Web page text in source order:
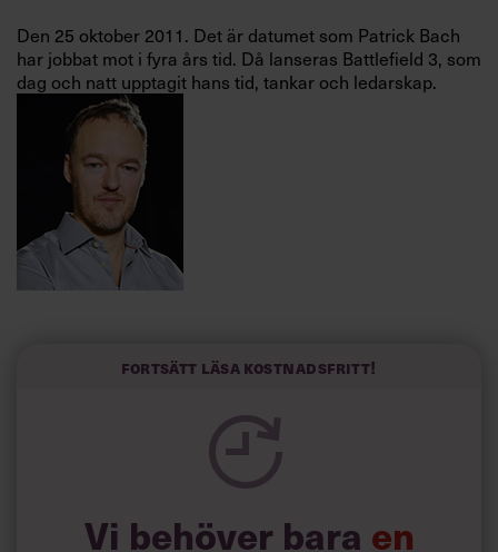
Prenumerera
Kundservice
Villkor och policy för
personuppgiftsbehandling
Sök
efter:
Den 25 oktober 2011. Det är datumet som Patrick Bach
har jobbat mot i fyra års tid. Då lanseras Battlefield 3, som
dag och natt upptagit hans tid, tankar och ledarskap.
en egen industri inom den redan så stora industrin för
dataspel. Spelet är ett så kallat »first-person shooter
action video game«, som i väldigt korta drag går ut på att
man som spelare är soldat i en trupp och får i uppdrag att
strategiskt tänkande.
Fortsätt läsa kostnadsfritt!
Vi behöver bara en